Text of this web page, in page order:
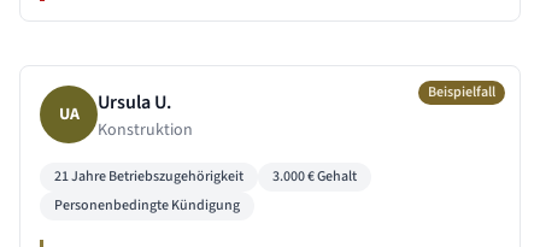
Beispielfall
UA Ursula U.
Konstruktion
21 JahreBetriebszugehörigkeit 3.000€ Gehalt
Personenbedingte Kündigung